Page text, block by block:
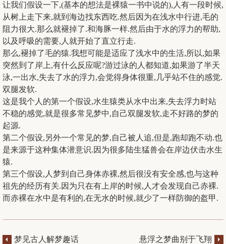
让我们假设一下,(基本的想法是裸猿一书中说的),人有一段时候,
从树上走下来,就到海边找东西吃.然后因为在浅水中行进,毛的
阻力很大.那么就褪掉了.和海豚一样.然后由于水的浮力的帮助,
以及呼吸的需要,人就开始了直立行走.
那么,褪掉了毛的猿.我想可能是适应了浅水中的生活,所以,如果
突然到了岸上,有什么反应呢?游过泳的人都知道,如果游了半天
泳,一出水,失去了水的浮力,会觉得身体很重,几乎站不住的感觉.
双腿发软.
这是我个人的第一个假设,水生猿类从水中出来,失去浮力时站
不稳的感觉,就是很多常见梦中,自己双腿发软,走不好路的梦的
起源.
第二个假设,另外一个常见的梦,自己被人追,但是,跑却跑不动.也
是来源于这种集体潜意识.因为很多陆生猛兽会在岸边伏击水生
猿.
第三个假设,人梦到自己身体赤裸,然后很没有安全感,也与这种
祖先的经历有关.因为只在有上岸的时候,人才会发现自己赤裸.
而赤裸在水中是有利的,在无水的时候,就少了一样防御的盔甲.
梦见古人解梦趣话
悬浮之梦曲别于飞翔